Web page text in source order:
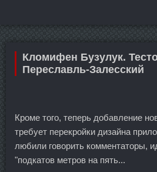
Кломифен Бузулук.
Переславль-Залесский
Кроме того, теперь добавление
требует перекройки дизайна
любили говорить комментаторы,
"подкатов метров на пять...